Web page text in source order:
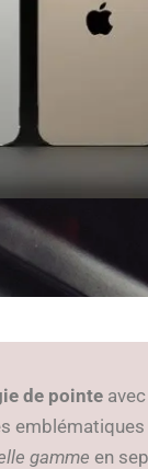
de pointe
gamme en